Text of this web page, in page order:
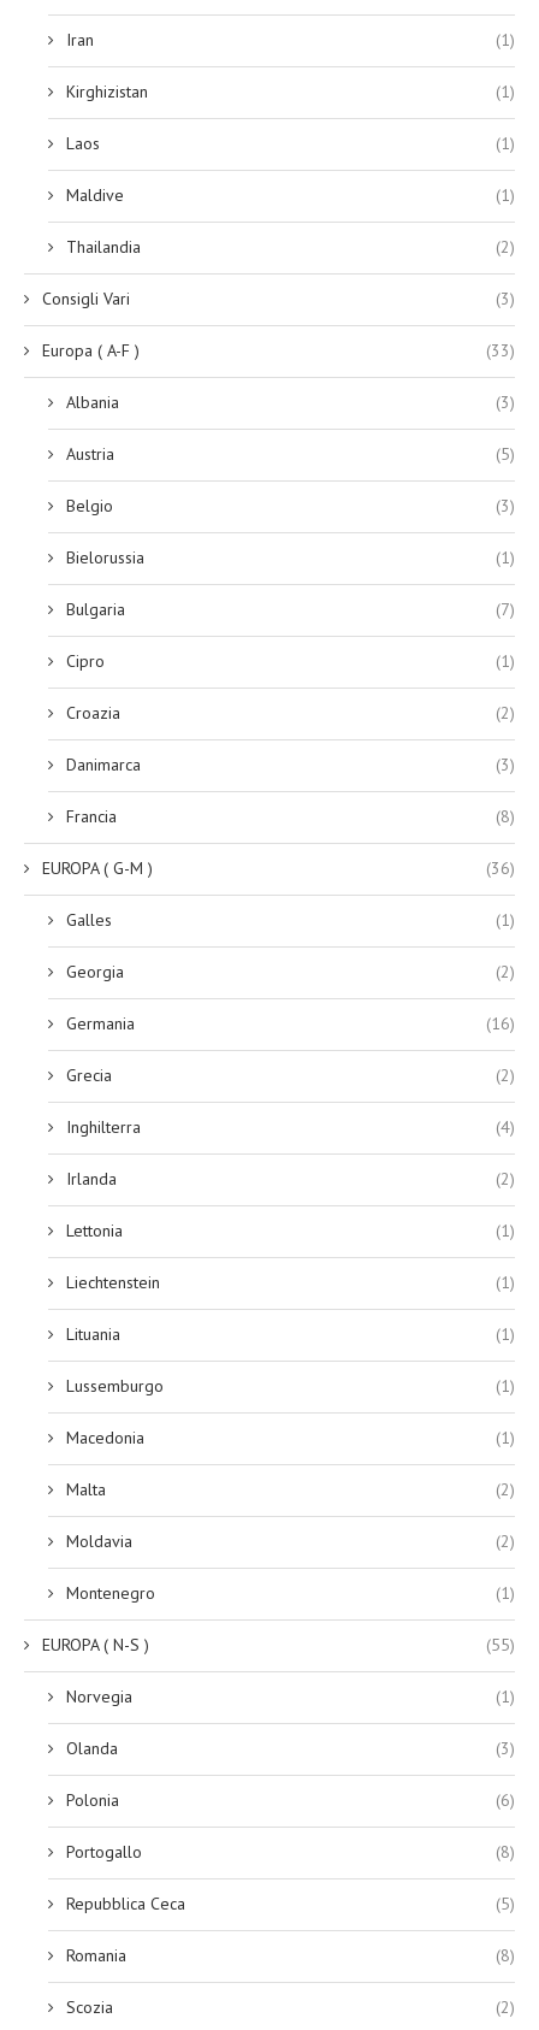
Iran (1)
Kirghizistan (1)
Laos (1)
Maldive (1)
Thailandia (2)
Consigli Vari (3)
Europa ( A-F ) (33)
Albania (3)
Austria (5)
Belgio (3)
Bielorussia (1)
Bulgaria (7)
Cipro (1)
Croazia (2)
Danimarca (3)
Francia (8)
EUROPA ( G-M ) (36)
Galles (1)
Georgia (2)
Germania (16)
Grecia (2)
Inghilterra (4)
Irlanda (2)
Lettonia (1)
Liechtenstein (1)
Lituania (1)
Lussemburgo (1)
Macedonia (1)
Malta (2)
Moldavia (2)
Montenegro (1)
EUROPA ( N-S ) (55)
Norvegia (1)
Olanda (3)
Polonia (6)
Portogallo (8)
Repubblica Ceca (5)
Romania (8)
Scozia (2)